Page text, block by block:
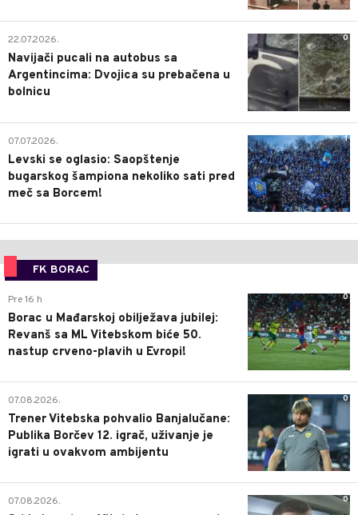
0
22.07.2026.
Navijači pucali na autobus sa
Argentincima: Dvojica su prebačena u
bolnicu
1
07.07.2026.
Levski se oglasio: Saopštenje
bugarskog šampiona nekoliko sati pred
meč sa Borcem!
FK BORAC
0
Pre 16 h
Borac u Mađarskoj obilježava jubilej:
Revanš sa ML Vitebskom biće 50.
nastup crveno-plavih u Evropi!
0
07.08.2026.
Trener Vitebska pohvalio Banjalučane:
Publika Borčev 12. igrač, uživanje je
igrati u ovakvom ambijentu
0
07.08.2026.